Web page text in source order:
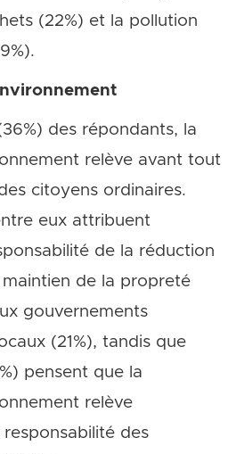
(22%) et la pollution
des répondants, la
relève avant tout
citoyens ordinaires.
eux attribuent
de la réduction
de la propreté
gouvernements
(21%), tandis que
pensent que la
relève
des